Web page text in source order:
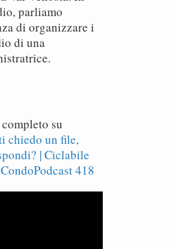
parliamo
di organizzare i
di una
su
chiedo un file,
| Ciclabile
418